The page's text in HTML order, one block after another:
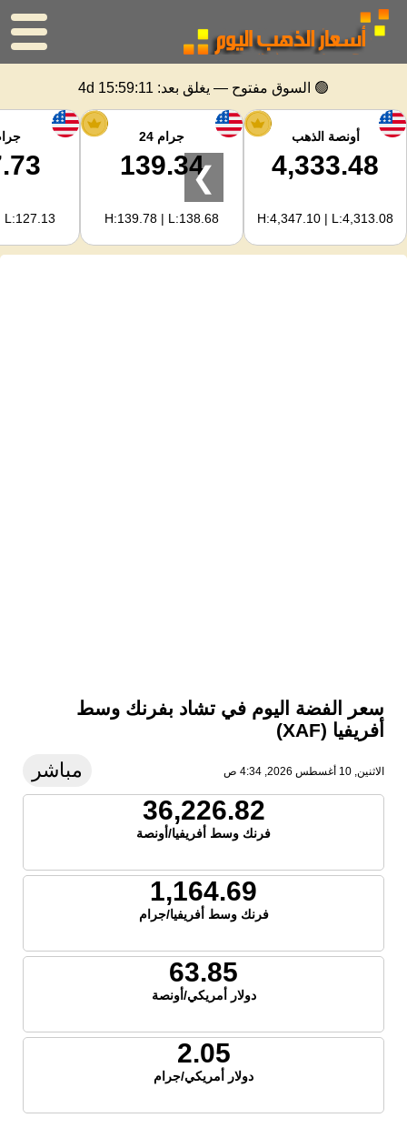
الرئيسية
سعر الذهب
اسعار الفضه
حاسبة الذهب
🟢 السوق مفتوح — يغلق بعد: 4d 15:59:11
أونصة الذهب
4,333.48
H:4,347.10 | L:4,313.08
جرام 24
139.34
H:139.78 | L:138.68
L:127.13
❯
سعر الفضة اليوم في تشاد بفرنك وسط
أفريفيا (XAF)
الاثنين, 10 أغسطس 2026, 4:34 ص مباشر
36,226.82
فرنك وسط أفريفيا/أونصة
1,164.69
فرنك وسط أفريفيا/جرام
63.85
دولار أمريكي/أونصة
2.05
دولار أمريكي/جرام